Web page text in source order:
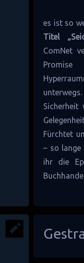
es ist so
Titel
ComNet
Sicherheit
Fürchtet
– so
ihr die